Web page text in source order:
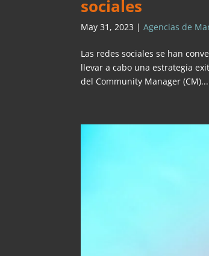
sociales
May 31, 2023 |Agencias de
Las redes sociales se han
llevar a cabo una estrategia
del Community Manager